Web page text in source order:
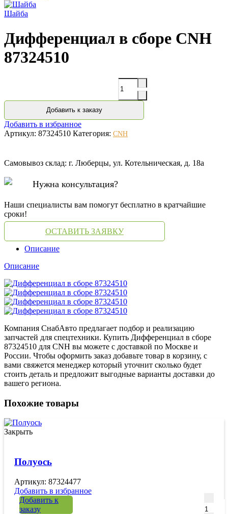
Шайба
Дифференциал в сборе CNH
87324510
Количество
Добавить к заказу
Добавить в избранное
Артикул: 87324510 Категория: CNH
Самовывоз склад: г. Люберцы, ул. Котельническая, д. 18а
Нужна консультация?
Наши специалисты вам помогут бесплатно в кратчайшие
сроки!
ОСТАВИТЬ ЗАЯВКУ
Описание
Описание
Компания СнабАвто предлагает подбор и реализацию
запчастей для спецтехники. Купить Дифференциал в сборе
87324510 для CNH вы можете с доставкой по Москве и
России. Чтобы оформить заказ добавьте товар в корзину, с
вами свяжется менеджер который уточнит сколько будет
стоить деталь и предложит выгодные варианты доставки до
вашего региона.
Похожие товары
Закрыть
Полуось
Артикул: 87324477
Добавить в избранное
Добавить к
заказу